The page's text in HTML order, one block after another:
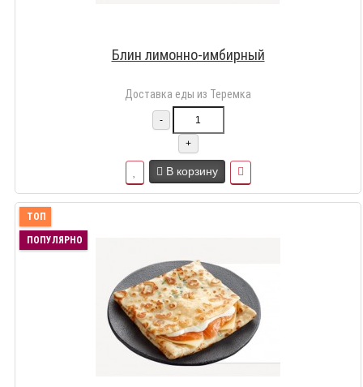
Блин лимонно-имбирный
Доставка еды из Теремка
-
+
В корзину
ТОП
ПОПУЛЯРНО